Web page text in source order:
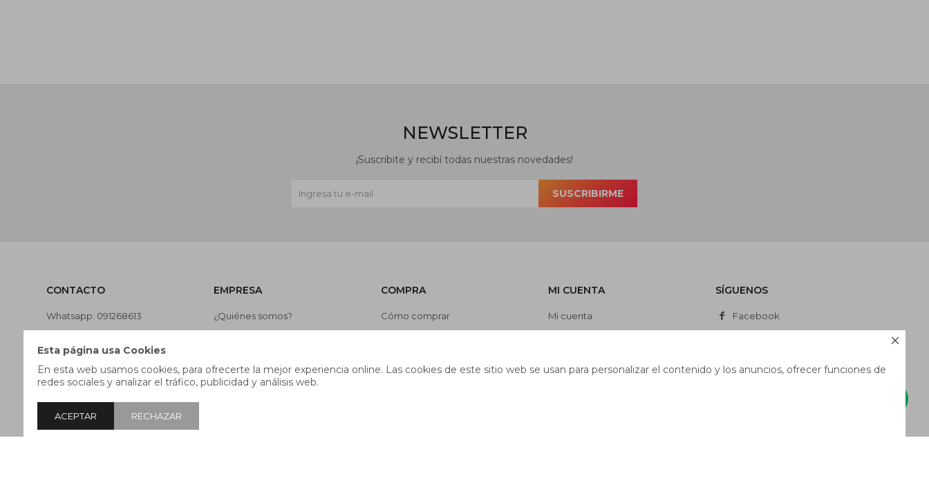

Esta página usa Cookies
En esta web usamos cookies, para ofrecerte la mejor experiencia online. Las cookies de este sitio web se usan para personalizar el contenido y los anuncios, ofrecer funciones de
redes sociales y analizar el tráfico, publicidad y análisis web.
ACEPTAR RECHAZAR
CONTACTO
Whatsapp: 091268613
Lunes a jueves de 9:00 a 13:00 y
de 14:00 a 17:45, viernes de 9:30
a 13:00 y de 14:00 a 17:45.
EMPRESA
¿Quiénes somos?
Nuestras tiendas
COMPRA
Cómo comprar
MI CUENTA
Mi cuenta
Wish List
SÍGUENOS
Facebook
NEWSLETTER
¡Suscribite y recibí todas nuestras novedades!
SUSCRIBIRME